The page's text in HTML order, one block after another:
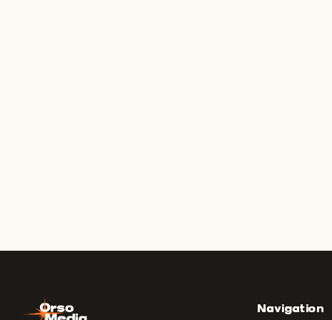
Navigation